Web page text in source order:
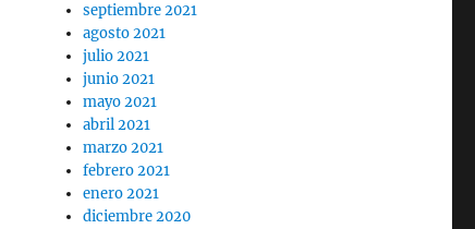
septiembre 2021
agosto 2021
julio 2021
junio 2021
mayo 2021
abril 2021
marzo 2021
febrero 2021
enero 2021
diciembre 2020